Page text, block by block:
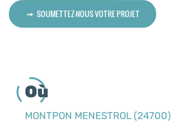
SOUMETTEZ-NOUS VOTRE PROJET
Où
MONTPON MENESTROL (24700)